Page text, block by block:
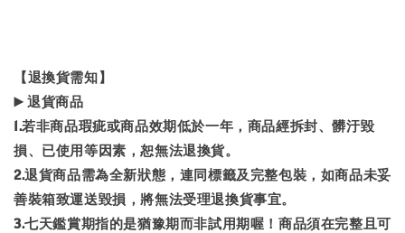
【退換貨需知】
▶️ 退貨商品
1.若非商品瑕疵或商品效期低於一年，商品經拆封、髒汙毀
損、已使用等因素，恕無法退換貨。
2.退貨商品需為全新狀態，連同標籤及完整包裝，如商品未妥
善裝箱致運送毀損，將無法受理退換貨事宜。
3.七天鑑賞期指的是猶豫期而非試用期喔！商品須在完整且可